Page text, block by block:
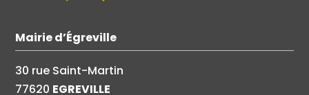
Mairie d’Égreville
30 rue Saint-Martin
77620 EGREVILLE